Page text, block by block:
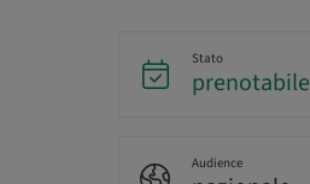
Stato
prenotabile
Audience